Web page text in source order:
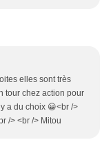
elles sont très
tour chez action pour
a du choix 😀<br />
/> <br /> Mitou